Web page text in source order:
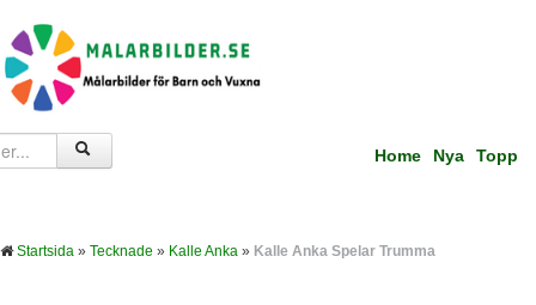
Home Nya Topp
Startsida » Tecknade » Kalle Anka » Kalle Anka Spelar Trumma